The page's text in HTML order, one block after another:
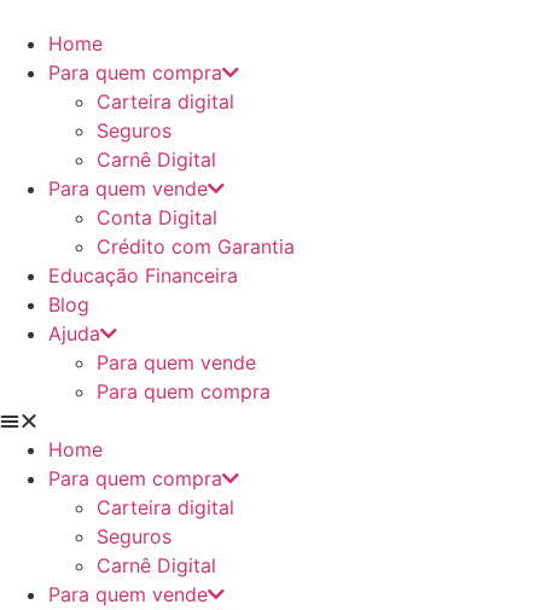
para
conteúdo
Home
Para quem compra
Carteira digital
Seguros
Carnê Digital
Para quem vende
Conta Digital
Crédito com Garantia
Educação Financeira
Blog
Ajuda
Para quem vende
Para quem compra
Home
Para quem compra
Carteira digital
Seguros
Carnê Digital
Para quem vende